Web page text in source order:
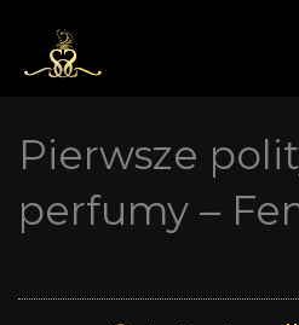
treści
Pierwsze
perfumy –